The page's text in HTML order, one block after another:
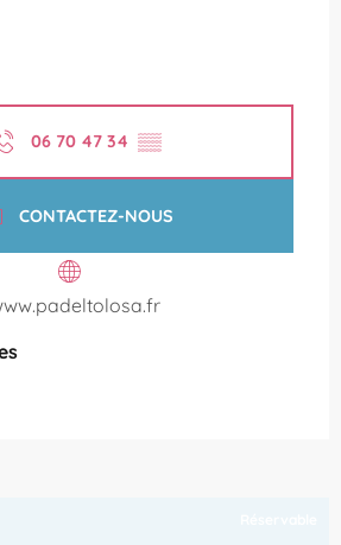
06 70 47 34 ▒▒
CONTACTEZ-NOUS